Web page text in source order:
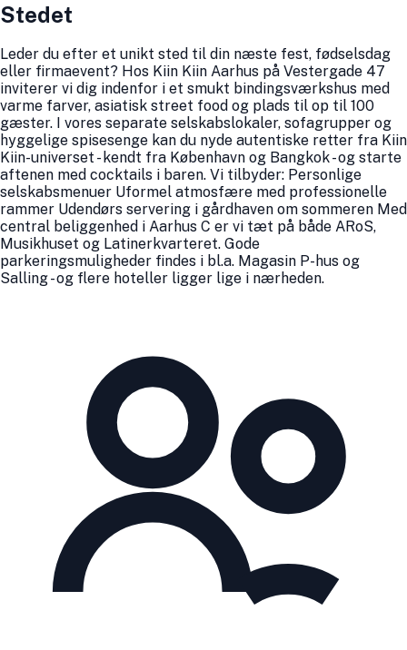
Stedet
Leder du efter et unikt sted til din næste fest, fødselsdag
eller firmaevent? Hos Kiin Kiin Aarhus på Vestergade 47
inviterer vi dig indenfor i et smukt bindingsværkshus med
varme farver, asiatisk street food og plads til op til 100
gæster. I vores separate selskabslokaler, sofagrupper og
hyggelige spisesenge kan du nyde autentiske retter fra Kiin
Kiin-universet - kendt fra København og Bangkok - og starte
aftenen med cocktails i baren. Vi tilbyder: Personlige
selskabsmenuer Uformel atmosfære med professionelle
rammer Udendørs servering i gårdhaven om sommeren Med
central beliggenhed i Aarhus C er vi tæt på både ARoS,
Musikhuset og Latinerkvarteret. Gode
parkeringsmuligheder findes i bl.a. Magasin P-hus og
Salling - og flere hoteller ligger lige i nærheden.